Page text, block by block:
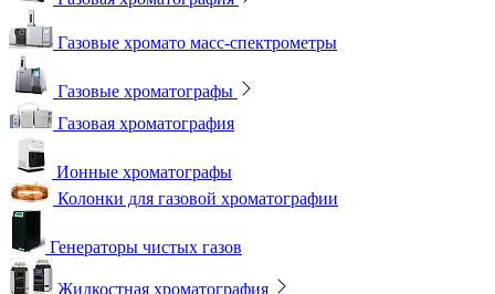
Газовые хромато масс-спектрометры
Газовые хроматографы
Газовая хроматография
Ионные хроматографы
Колонки для газовой хроматографии
Генераторы чистых газов
Жидкостная хроматография